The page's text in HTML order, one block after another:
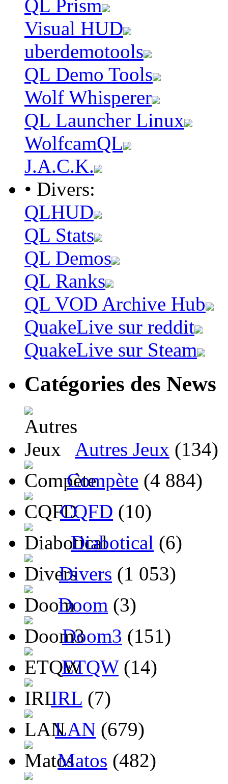
QL Prism
Visual HUD
uberdemotools
QL Demo Tools
Wolf Whisperer
QL Launcher Linux
WolfcamQL
J.A.C.K.
• Divers:
QLHUD
QL Stats
QL Demos
QL Ranks
QL VOD Archive Hub
QuakeLive sur reddit
QuakeLive sur Steam
Catégories des News
Autres Jeux (134)
Compète (4 884)
CQFD (10)
Diabotical (6)
Divers (1 053)
Doom (3)
Doom3 (151)
ETQW(14)
IRL (7)
LAN (679)
Matos (482)